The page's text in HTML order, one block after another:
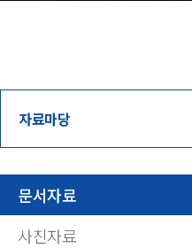
자료마당
문서자료
사진자료